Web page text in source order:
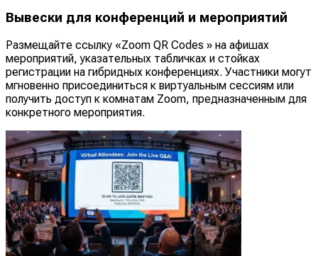
Вывески для конференций и мероприятий
Размещайте ссылку «Zoom QR Codes » на афишах
мероприятий, указательных табличках и стойках
регистрации на гибридных конференциях. Участники могут
мгновенно присоединиться к виртуальным сессиям или
получить доступ к комнатам Zoom, предназначенным для
конкретного мероприятия.